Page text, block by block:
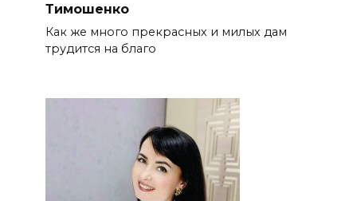
Тимошенко
Как же много прекрасных и милых дам
трудится на благо